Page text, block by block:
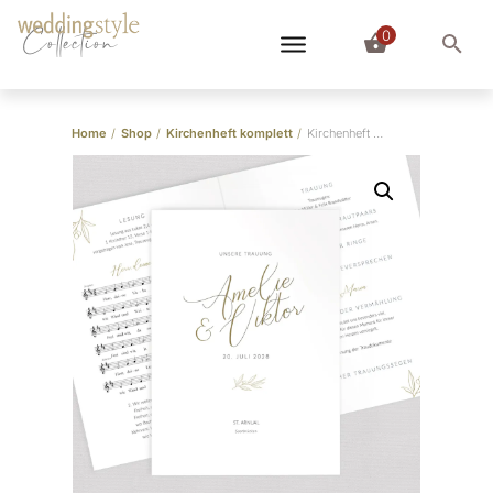
Collection 0
Home / Shop / Kirchenheft komplett / Kirchenheft “Elegant Branch”